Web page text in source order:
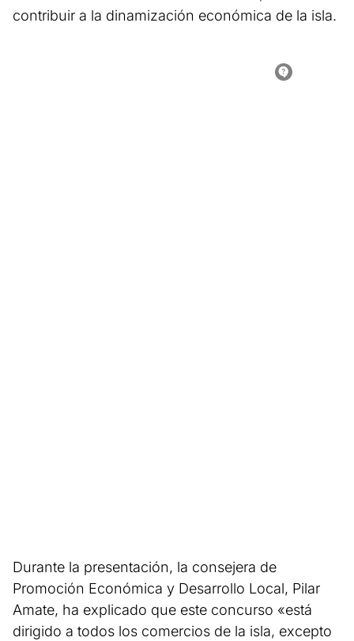
contribuir a la dinamización económica de la isla.
Durante la presentación, la consejera de
Promoción Económica y Desarrollo Local, Pilar
Amate, ha explicado que este concurso «está
dirigido a todos los comercios de la isla, excepto